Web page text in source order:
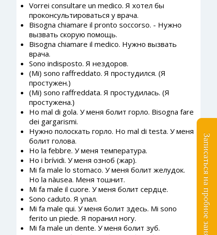
Vorrei consultare un medico. Я хотел бы
проконсультироваться у врача.
Bisogna chiamare il pronto soccorso. - Нужно
вызвать скорую помощь.
Bisogna chiamare il medico. Нужно вызвать
врача.
Sono indisposto. Я нездоров.
(Mi) sono raffreddato. Я простудился. (Я
простужен.)
(Mi) sono raffreddata. Я простудилась. (Я
простужена.)
Ho mal di gola. У меня болит горло. Bisogna fare
dei gargarismi.
Нужно полоскать горло. Ho mal di testa. У меня
болит голова.
Ho la febbre. У меня температура.
Ho i brívidi. У меня озноб (жар).
Mi fa male lo stomaco. У меня болит желудок.
Ho la nàusea. Меня тошнит.
Mi fa male il cuore. У меня болит сердце.
Sono caduto. Я упал.
Mi fa male qui. У меня болит здесь. Mi sono
ferito un piede. Я поранил ногу.
Mi fa male un dente. У меня болит зуб.
Записаться на пробное занятие